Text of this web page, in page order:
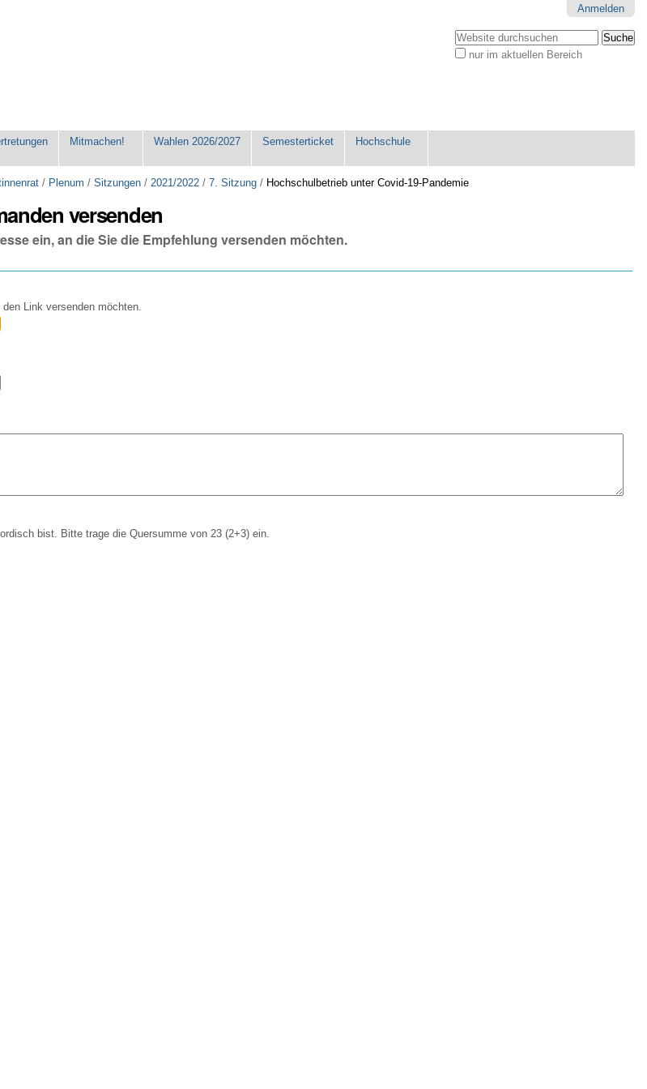
Anmelden
Website durchsuchen
nur im aktuellen Bereich
Mitmachen! Wahlen 2026/2027 Semesterticket Hochschule
/ Plenum /Sitzungen /2021/2022 /7. Sitzung / Hochschulbetrieb unter Covid-19-Pandemie
versenden
ein, an die Sie die Empfehlung versenden möchten.
Link versenden möchten.
bist. Bitte trage die Quersumme von 23 (2+3) ein.